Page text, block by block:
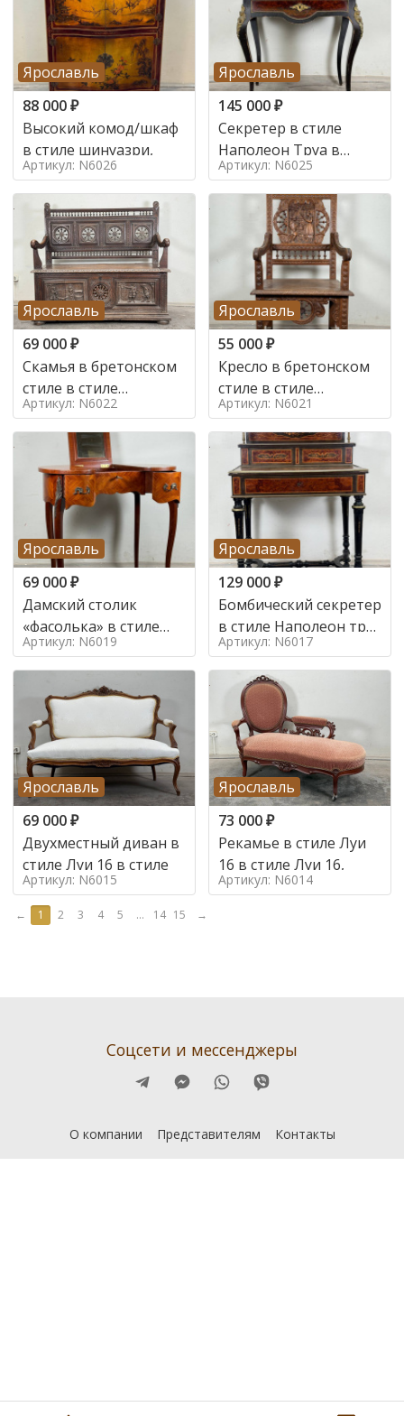
Ярославль
88 000₽
Высокий комод/шкаф
в стиле шинуазри,
Артикул: N6026
Ярославль
145 000₽
Секретер в стиле
Наполеон Труа в
стиле 19 век
Артикул: N6025
Ярославль
69 000₽
Скамья в бретонском
стиле в стиле
Артикул: N6022
Ярославль
55 000₽
Кресло в бретонском
стиле в стиле
Артикул: N6021
Ярославль
69 000₽
Дамский столик
«фасолька» в стиле
Луи 16,
Артикул: N6019
Ярославль
129 000₽
Бомбический секретер
в стиле Наполеон труа
в стиле
Артикул: N6017
Ярославль
69 000₽
Двухместный диван в
стиле Луи 16 в стиле
Артикул: N6015
Ярославль
73 000₽
Рекамье в стиле Луи
16 в стиле Луи 16,
Артикул: N6014
← 1 2 3 4 5 ... 14 15 →
Соцсети и мессенджеры
О компании Представителям Контакты